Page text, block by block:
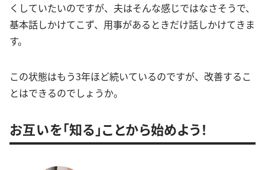
くしていたいのですが、夫はそんな感じではなさそうで、
基本話しかけてこず、用事があるときだけ話しかけてきま
す。
この状態はもう3年ほど続いているのですが、改善するこ
とはできるのでしょうか。
お互いを「知る」ことから始めよう！